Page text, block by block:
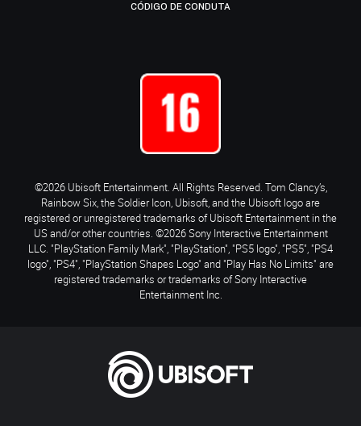
CÓDIGO DE CONDUTA
©2026 Ubisoft Entertainment. All Rights Reserved. Tom Clancy’s,
Rainbow Six, the Soldier Icon, Ubisoft, and the Ubisoft logo are
registered or unregistered trademarks of Ubisoft Entertainment in the
US and/or other countries. ©2026 Sony Interactive Entertainment
LLC. "PlayStation Family Mark", "PlayStation", "PS5 logo", "PS5", "PS4
logo", "PS4", "PlayStation Shapes Logo" and "Play Has No Limits" are
registered trademarks or trademarks of Sony Interactive
Entertainment Inc.